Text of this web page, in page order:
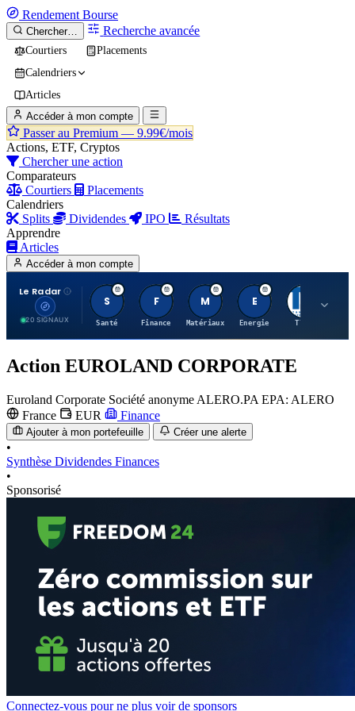
Rendement Bourse
Chercher… Recherche avancée
Courtiers
Placements
Calendriers
Articles
Accéder à mon compte
Passer au Premium — 9.99€/mois
Actions, ETF, Cryptos
Chercher une action
Comparateurs
Courtiers
Placements
Calendriers
Splits
Dividendes IPO
Résultats
Apprendre
Articles
Accéder à mon compte
Le Radar
20 SIGNAUX
S
Santé
F
Finance
M
Matériaux
E
Energie TTWO
Action EUROLAND CORPORATE
Euroland Corporate Société anonyme ALERO.PA EPA: ALERO
France
EUR Finance
Ajouter à mon portefeuille Créer une alerte
•
Synthèse Dividendes Finances
•
Sponsorisé
Connectez-vous pour ne plus voir de sponsors